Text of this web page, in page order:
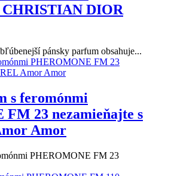
CHRISTIAN DIOR
pánsky parfum obsahuje...
s feromónmi
23 nezamieňajte s
Amor
PHEROMONE FM 23